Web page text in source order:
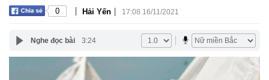
0 | Hải Yến | 17:08 16/11/2021
Nghe đọc bài 3:24